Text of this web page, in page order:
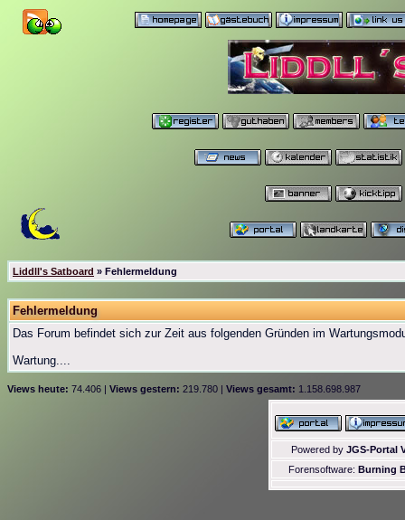
Liddll's Satboard » Fehlermeldung
Fehlermeldung
Das Forum befindet sich zur Zeit aus folgenden Gründen im
Wartung....
Views heute: 74.406 | Views gestern: 219.780 | Views gesamt: 1.158.698.987
Powered by JGS-Portal
Forensoftware: Burning